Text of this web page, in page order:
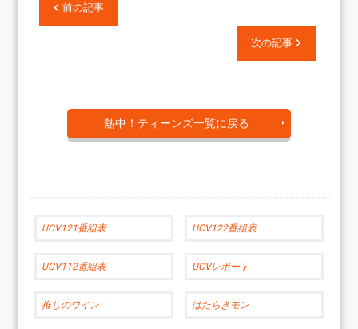
前の記事
次の記事
熱中！ティーンズ一覧に戻る
UCV121番組表 UCV122番組表
UCV112番組表 UCVレポート
推しのワイン はたらきモン